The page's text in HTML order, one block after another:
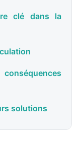
clé dans la
solutions